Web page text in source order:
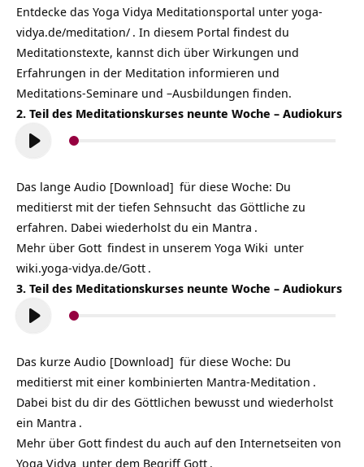
Entdecke das Yoga Vidya Meditationsportal unter yoga-
vidya.de/meditation/ . In diesem Portal findest du
Meditationstexte, kannst dich über Wirkungen und
Erfahrungen in der Meditation informieren und
Meditations-Seminare und –Ausbildungen finden.
2. Teil des Meditationskurses neunte Woche – Audiokurs
Audio-
Player
Das lange Audio [Download] für diese Woche: Du
meditierst mit der tiefen Sehnsucht das Göttliche zu
erfahren. Dabei wiederholst du ein Mantra .
Mehr über Gott findest in unserem Yoga Wiki unter
wiki.yoga-vidya.de/Gott .
3. Teil des Meditationskurses neunte Woche – Audiokurs
Audio-
Player
Das kurze Audio [Download] für diese Woche: Du
meditierst mit einer kombinierten Mantra-Meditation .
Dabei bist du dir des Göttlichen bewusst und wiederholst
ein Mantra .
Mehr über Gott findest du auch auf den Internetseiten von
Yoga Vidya unter dem Begriff Gott .